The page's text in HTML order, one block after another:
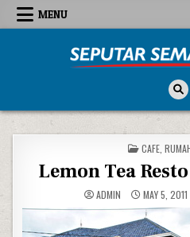
Skip to content
MENU
POSTED IN
CAFE,
Lemon Tea
ADMIN MAY 5, 2011